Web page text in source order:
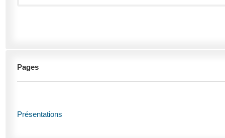
Pages
Présentations